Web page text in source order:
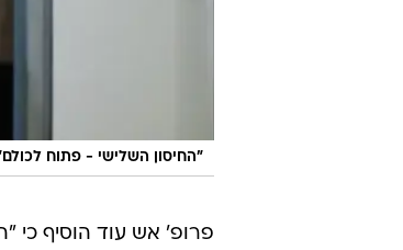
"החיסון השלישי - פתוח
פרופ' אש עוד הוסיף כי